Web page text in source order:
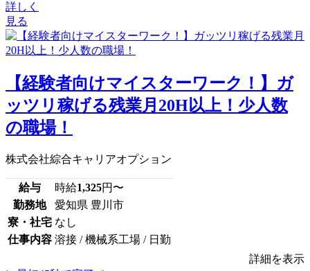
詳しく
見る
【経験者向けマイスターワーク！】ガ
ッツリ稼げる残業月20H以上！少人数
の職場！
株式会社綜合キャリアオプション
給与 時給1,325円〜
勤務地
愛知県 豊川市
寮・社宅 なし
仕事内容 溶接 / 機械系工場 / 日勤
詳細を表示